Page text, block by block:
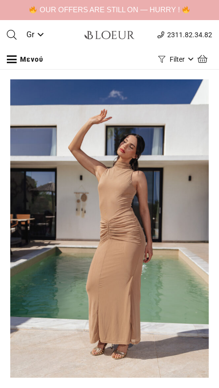
OUR OFFERS ARE STILL ON — HURRY !
Gr 2311.82.34.82
Μενού Filter